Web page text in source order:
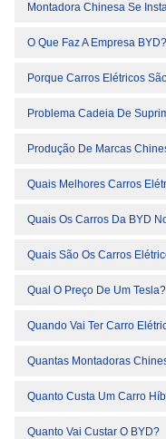
Montadora Chinesa Se
O Que Faz A Empresa BYD?
Porque Carros Elétricos
Problema Cadeia De
Produção De Marcas
Quais Melhores Carros
Quais Os Carros Da BYD
Quais São Os Carros
Qual O Preço De Um Tesla?
Quando Vai Ter Carro
Quantas Montadoras
Quanto Custa Um Carro
Quanto Vai Custar O BYD?